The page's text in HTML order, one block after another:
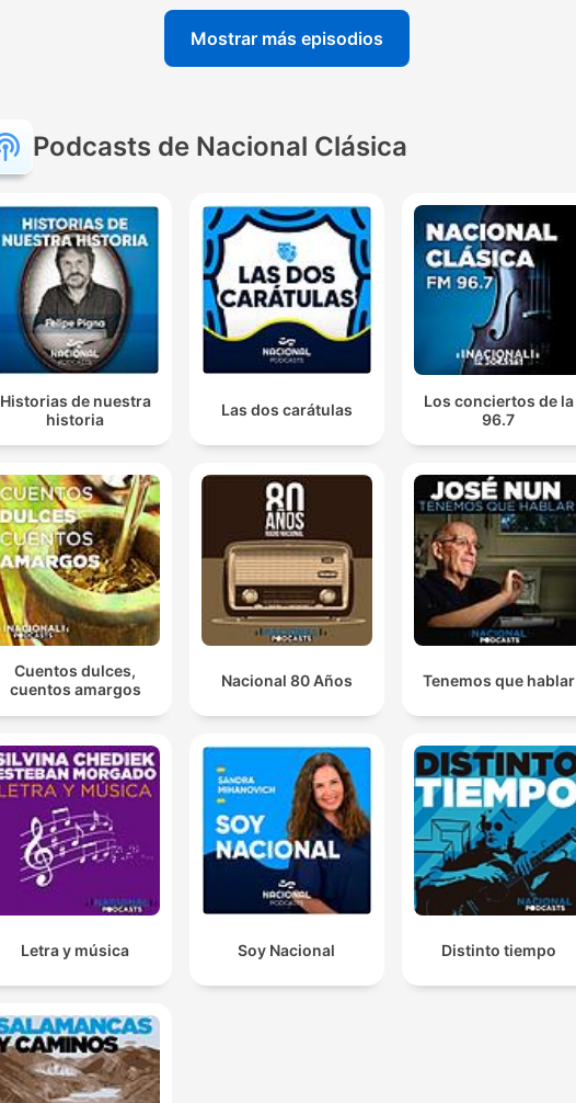
Mostrar más episodios
Podcasts de Nacional Clásica
Historias de nuestra
historia
Las dos carátulas
Los conciertos de la
96.7
Cuentos dulces,
cuentos amargos
Nacional 80 Años Tenemos que hablar
Letra y música Soy Nacional Distinto tiempo